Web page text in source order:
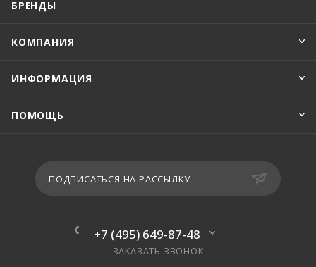
БРЕНДЫ
КОМПАНИЯ
ИНФОРМАЦИЯ
ПОМОЩЬ
ПОДПИСАТЬСЯ НА РАССЫЛКУ
+7 (495) 649-87-48
ЗАКАЗАТЬ ЗВОНОК